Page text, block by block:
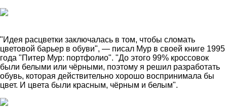
"Идея расцветки заключалась в том, чтобы сломать
цветовой барьер в обуви", — писал Мур в своей книге 1995
года "Питер Мур: портфолио". "До этого 99% кроссовок
были белыми или чёрными, поэтому я решил разработать
обувь, которая действительно хорошо воспринимала бы
цвет. И цвета были красным, чёрным и белым".